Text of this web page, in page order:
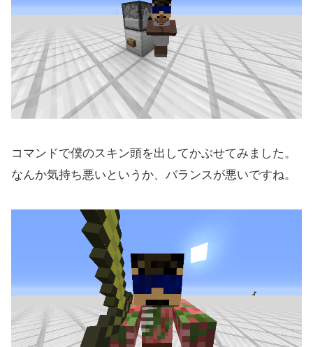
コマンドで僕のスキン頭を出してかぶせてみました。
なんか気持ち悪いというか、バランスが悪いですね。